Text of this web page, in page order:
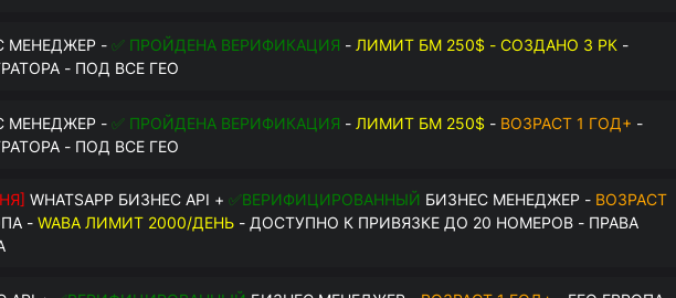
МЕНЕДЖЕР - ✅ ПРОЙДЕНА ВЕРИФИКАЦИЯ - ЛИМИТ БМ 250$ - СОЗДАНО 3 РК -
- ПОД ВСЕ ГЕО
МЕНЕДЖЕР - ✅ ПРОЙДЕНА ВЕРИФИКАЦИЯ - ЛИМИТ БМ 250$ - ВОЗРАСТ 1 ГОД+ -
- ПОД ВСЕ ГЕО
WHATSAPP БИЗНЕС API + ✅ВЕРИФИЦИРОВАННЫЙ БИЗНЕС МЕНЕДЖЕР - ВОЗРАСТ
- WABA ЛИМИТ 2000/ДЕНЬ - ДОСТУПНО К ПРИВЯЗКЕ ДО 20 НОМЕРОВ - ПРАВА
$